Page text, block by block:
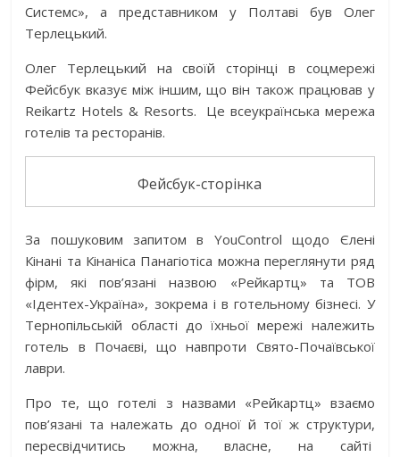
Системс», а представником у Полтаві був Олег
Терлецький.
Олег Терлецький на своїй сторінці в соцмережі
Фейсбук вказує між іншим, що він також працював у
Reikartz Hotels & Resorts. Це всеукраїнська мережа
готелів та ресторанів.
Фейсбук-сторінка
За пошуковим запитом в YouControl щодо Єлені
Кінані та Кінаніса Панагіотіса можна переглянути ряд
фірм, які пов’язані назвою «Рейкартц» та ТОВ
«Ідентех-Україна», зокрема і в готельному бізнесі. У
Тернопільській області до їхньої мережі належить
готель в Почаєві, що навпроти Свято-Почаївської
лаври.
Про те, що готелі з назвами «Рейкартц» взаємо
пов’язані та належать до одної й тої ж структури,
пересвідчитись можна, власне, на сайті